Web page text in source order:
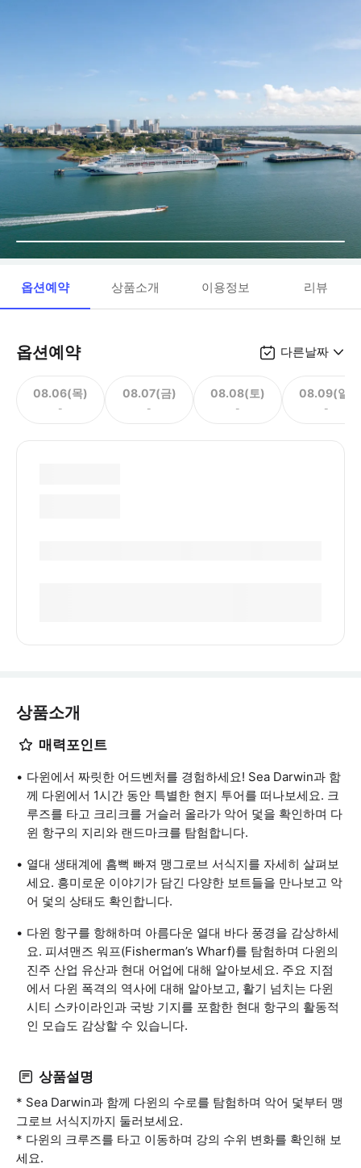
옵션예약 상품소개 이용정보 리뷰
옵션예약 다른날짜
08.06(목)
-
08.07(금)
-
08.08(토)
-
08.09(일)
-
상품소개
매력포인트
다윈에서 짜릿한 어드벤처를 경험하세요! Sea Darwin과 함
께 다윈에서 1시간 동안 특별한 현지 투어를 떠나보세요. 크
루즈를 타고 크리크를 거슬러 올라가 악어 덫을 확인하며 다
윈 항구의 지리와 랜드마크를 탐험합니다.
열대 생태계에 흠뻑 빠져 맹그로브 서식지를 자세히 살펴보
세요. 흥미로운 이야기가 담긴 다양한 보트들을 만나보고 악
어 덫의 상태도 확인합니다.
다윈 항구를 항해하며 아름다운 열대 바다 풍경을 감상하세
요. 피셔맨즈 워프(Fisherman’s Wharf)를 탐험하며 다윈의
진주 산업 유산과 현대 어업에 대해 알아보세요. 주요 지점
에서 다윈 폭격의 역사에 대해 알아보고, 활기 넘치는 다윈
시티 스카이라인과 국방 기지를 포함한 현대 항구의 활동적
인 모습도 감상할 수 있습니다.
상품설명
* Sea Darwin과 함께 다윈의 수로를 탐험하며 악어 덫부터 맹
그로브 서식지까지 둘러보세요.
* 다윈의 크루즈를 타고 이동하며 강의 수위 변화를 확인해 보
세요.